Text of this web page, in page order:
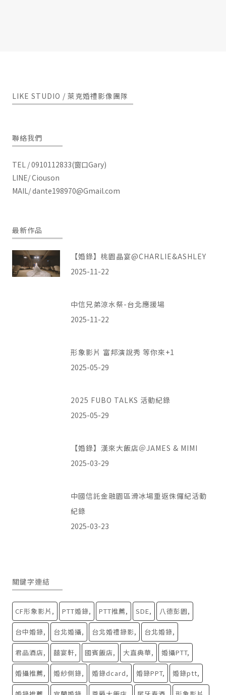
LIKE STUDIO / 萊克婚禮影像團隊
聯絡我們
TEL / 0910112833(窗口Gary)
LINE/ Ciouson
MAIL/dante198970@Gmail.com
最新作品
【婚錄】桃園晶宴@CHARLIE&ASHLEY
2025-11-22
中信兄弟涼水祭-台北應援場
2025-11-22
形象影片 富邦演說秀 等你來+1
2025-05-29
2025 FUBO TALKS 活動紀錄
2025-05-29
【婚錄】漢來大飯店＠JAMES & MIMI
2025-03-29
中國信託金融園區滑冰場重返侏儸紀活動
紀錄
2025-03-23
關鍵字連結
CF形象影片 PTT婚錄 PTT推薦 SDE 八德彭園
台中婚錄 台北婚攝 台北婚禮錄影 台北婚錄
君品酒店 囍宴軒 國賓飯店 大直典華 婚攝PTT
婚攝推薦 婚紗側錄 婚錄dcard 婚錄PPT 婚錄ptt